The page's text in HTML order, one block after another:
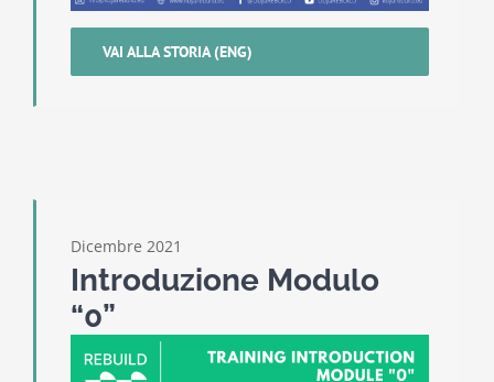
VAI ALLA STORIA (ENG)
Dicembre 2021
Introduzione Modulo
“0”